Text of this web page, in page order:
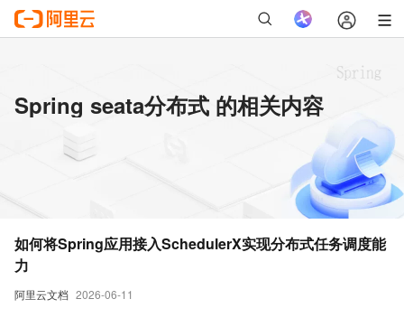
Spring seata分布式 的相关内容
阿里云文档 2026-06-11
如何将Spring应用接入SchedulerX实现分布式任务调度能
力